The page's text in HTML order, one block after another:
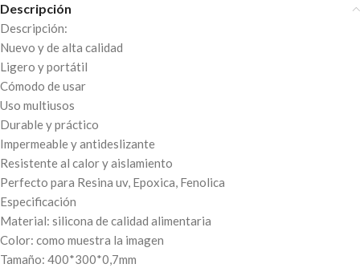
Descripción
Descripción:
Nuevo y de alta calidad
Ligero y portátil
Cómodo de usar
Uso multiusos
Durable y práctico
Impermeable y antideslizante
Resistente al calor y aislamiento
Perfecto para Resina uv, Epoxica, Fenolica
Especificación
Material: silicona de calidad alimentaria
Color: como muestra la imagen
Tamaño: 400*300*0,7mm